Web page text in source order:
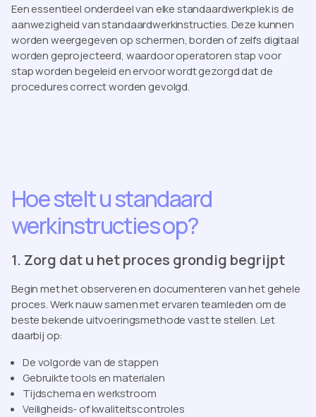
Een essentieel onderdeel van elke standaardwerkplek is de
aanwezigheid van standaardwerkinstructies. Deze kunnen
worden weergegeven op schermen, borden of zelfs digitaal
worden geprojecteerd, waardoor operatoren stap voor
stap worden begeleid en ervoor wordt gezorgd dat de
procedures correct worden gevolgd.
Hoe stelt u standaard
werkinstructies op?
1. Zorg dat u het proces grondig begrijpt
Begin met het observeren en documenteren van het gehele
proces. Werk nauw samen met ervaren teamleden om de
beste bekende uitvoeringsmethode vast te stellen. Let
daarbij op:
De volgorde van de stappen
Gebruikte tools en materialen
Tijdschema en werkstroom
Veiligheids- of kwaliteitscontroles